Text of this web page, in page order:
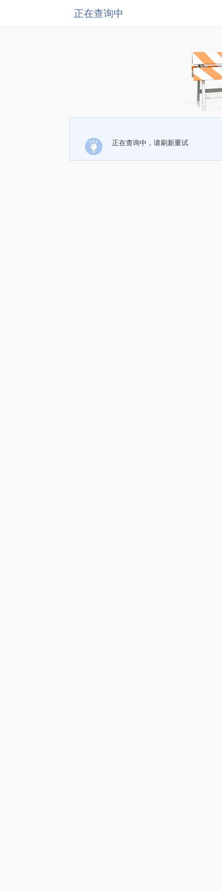
正在查询中
正在查询中，请刷新重试